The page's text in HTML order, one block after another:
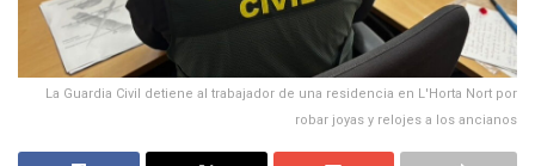
La Guardia Civil detiene al trabajador de una residencia en L'Horta Nort por
robar joyas y relojes a los ancianos